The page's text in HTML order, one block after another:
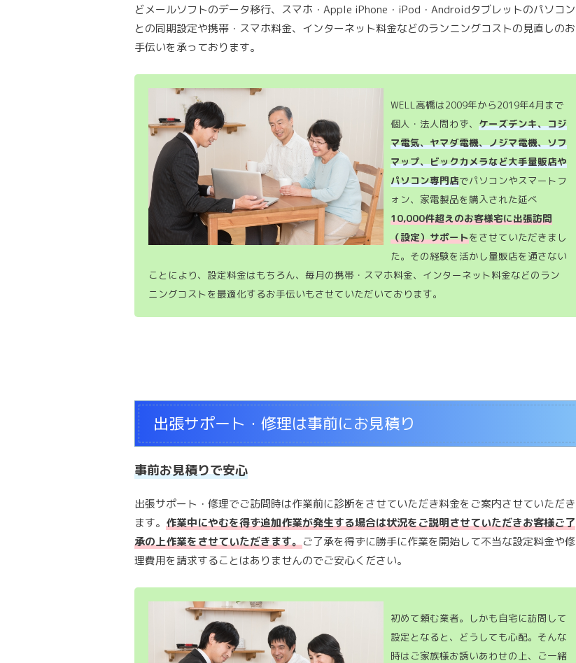
どメールソフトのデータ移行、スマホ・Apple iPhone・iPod・Androidタブレットのパソコン
との同期設定や携帯・スマホ料金、インターネット料金などのランニングコストの見直しのお
手伝いを承っております。
WELL高橋は2009年から2019年4月まで
個人・法人問わず、 ケーズデンキ、コジ
マ電気、ヤマダ電機、ノジマ電機、ソフ
マップ、ビックカメラなど大手量販店や
パソコン専門店でパソコンやスマートフ
ォン、家電製品を購入された延べ
10,000件超えのお客様宅に出張訪問
（設定）サポートをさせていただきまし
た。その経験を活かし量販店を通さない
ことにより、設定料金はもちろん、毎月の携帯・スマホ料金、インターネット料金などのラン
ニングコストを最適化するお手伝いもさせていただいております。
出張サポート・修理は事前にお見積り
事前お見積りで安心
出張サポート・修理でご訪問時は作業前に診断をさせていただき料金をご案内させていただき
ます。 作業中にやむを得ず追加作業が発生する場合は状況をご説明させていただきお客様ご了
承の上作業をさせていただきます。ご了承を得ずに勝手に作業を開始して不当な設定料金や修
理費用を請求することはありませんのでご安心ください。
初めて頼む業者。しかも自宅に訪問して
設定となると、どうしても心配。そんな
時はご家族様お誘いあわせの上、ご一緒